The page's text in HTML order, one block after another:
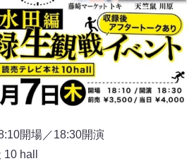
開場／18:30開演
hall